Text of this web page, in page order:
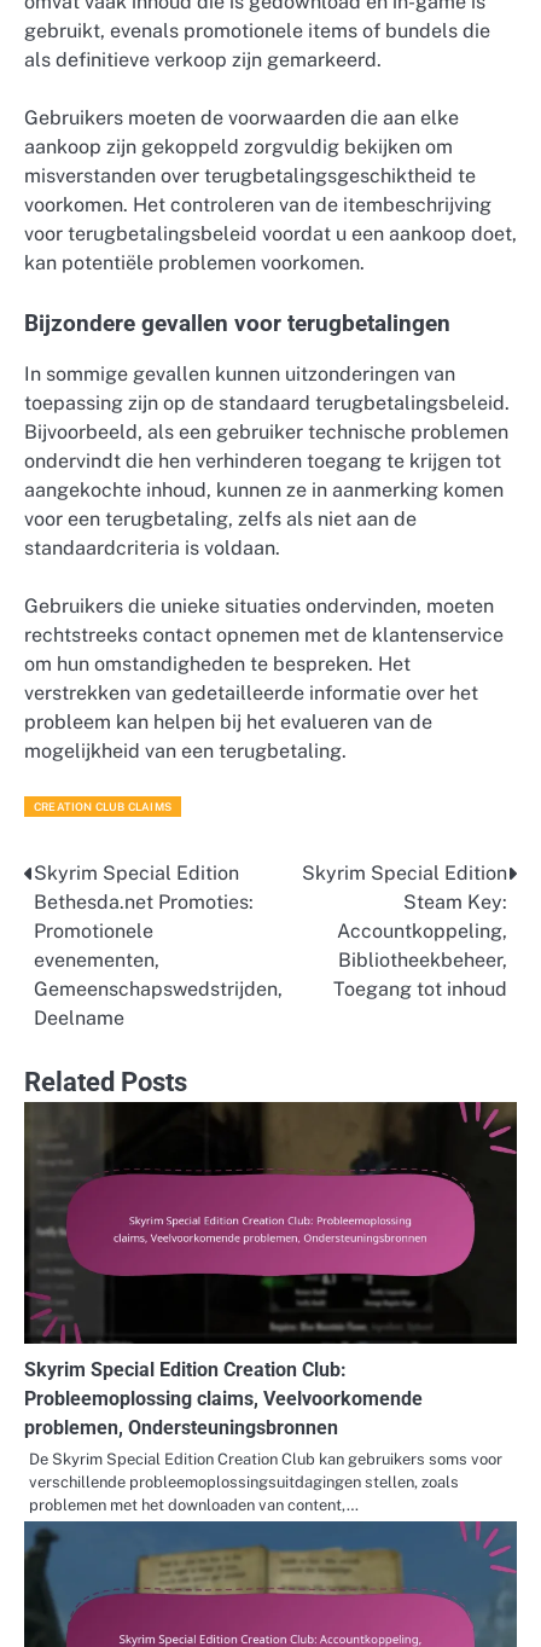
gebruikt, evenals promotionele items of bundels die
als definitieve verkoop zijn gemarkeerd.
Gebruikers moeten de voorwaarden die aan elke
aankoop zijn gekoppeld zorgvuldig bekijken om
misverstanden over terugbetalingsgeschiktheid te
voorkomen. Het controleren van de itembeschrijving
voor terugbetalingsbeleid voordat u een aankoop doet,
kan potentiële problemen voorkomen.
Bijzondere gevallen voor terugbetalingen
In sommige gevallen kunnen uitzonderingen van
toepassing zijn op de standaard terugbetalingsbeleid.
Bijvoorbeeld, als een gebruiker technische problemen
ondervindt die hen verhinderen toegang te krijgen tot
aangekochte inhoud, kunnen ze in aanmerking komen
voor een terugbetaling, zelfs als niet aan de
standaardcriteria is voldaan.
Gebruikers die unieke situaties ondervinden, moeten
rechtstreeks contact opnemen met de klantenservice
om hun omstandigheden te bespreken. Het
verstrekken van gedetailleerde informatie over het
probleem kan helpen bij het evalueren van de
mogelijkheid van een terugbetaling.
CREATION CLUB CLAIMS
Post
navigation
Skyrim Special Edition
Bethesda.net Promoties:
Promotionele
evenementen,
Gemeenschapswedstrijden,
Deelname
Skyrim Special Edition
Steam Key:
Accountkoppeling,
Bibliotheekbeheer,
Toegang tot inhoud
Related Posts
Skyrim Special Edition Creation Club:
Probleemoplossing claims, Veelvoorkomende
problemen, Ondersteuningsbronnen
De Skyrim Special Edition Creation Club kan gebruikers soms voor
verschillende probleemoplossingsuitdagingen stellen, zoals
problemen met het downloaden van content,…